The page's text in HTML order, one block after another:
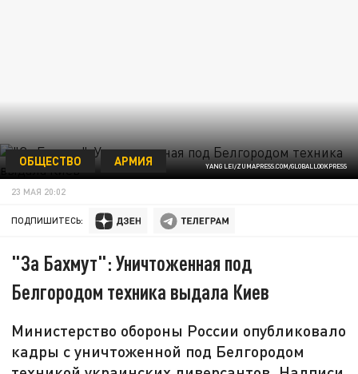
YANG LEI/ZUMAPRESS.COM/GLOBALLOOKPRESS
ОБЩЕСТВО АРМИЯ
23 МАЯ 20:02
ПОДПИШИТЕСЬ:
"За Бахмут": Уничтоженная под
Белгородом техника выдала Киев
Министерство обороны России опубликовало
кадры с уничтоженной под Белгородом